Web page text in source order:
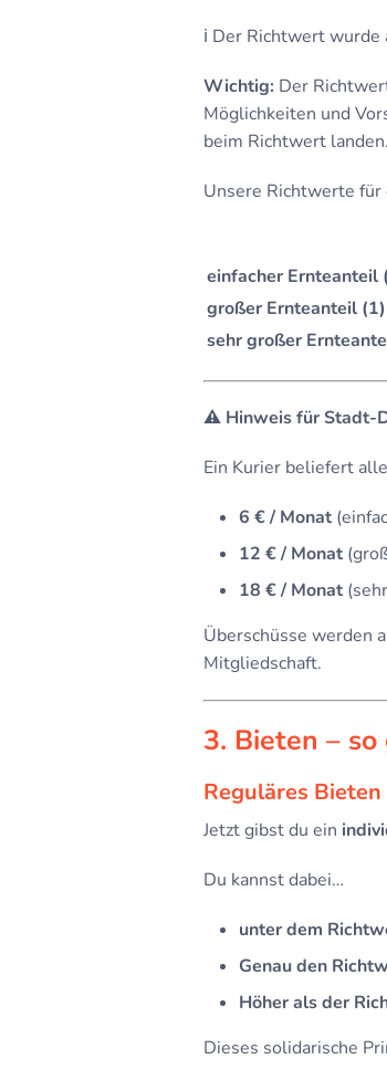
ℹ️ Der Richtwert wurde
Wichtig: Der
Möglichkeiten und
beim Richtwert landen.
Unsere Richtwerte für
einfacher Ernteanteil
großer Ernteanteil (1)
sehr großer
⚠️ Hinweis für Stadt-
Ein Kurier beliefert
6 € / Monat
12 € / Monat
18 € / Monat
Überschüsse werden
Mitgliedschaft.
3. Bieten – so
Reguläres
Jetzt gibst du ein
Du kannst dabei…
unter dem
Genau den
Höher als der
Dieses solidarische